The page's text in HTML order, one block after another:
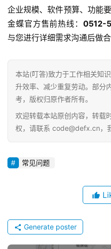
f
X
类
快
讯
问
Sign in
企业规模、软件预算、功能
金蝶官方售前热线： 0512-
与您进行详细需求沟通后做
本站(叮答)致力于工作相关知
升效率、减少重复劳动。部分
考，版权归原作者所有。
欢迎转载本站原创内容，转载
权，请联系 code@defx.cn，
常见问题
Generate poster